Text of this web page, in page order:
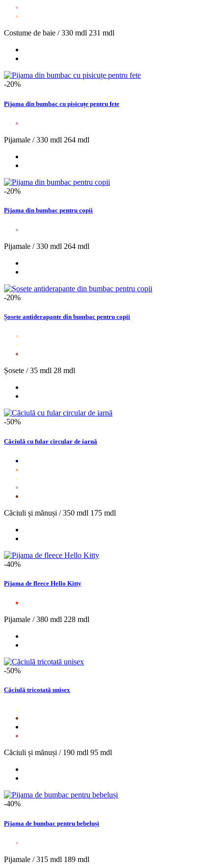
Costume de baie /330 mdl 231 mdl
-20%
Pijama din bumbac cu pisicuțe pentru fete
Pijamale /330 mdl 264 mdl
-20%
Pijama din bumbac pentru copii
Pijamale /330 mdl 264 mdl
-20%
Șosete antiderapante din bumbac pentru copii
Șosete /35 mdl 28 mdl
-50%
Căciulă cu fular circular de iarnă
Căciuli și mănuși /350 mdl 175 mdl
-40%
Pijama de fleece Hello Kitty
Pijamale /380 mdl 228 mdl
-50%
Căciulă tricotată unisex
Căciuli și mănuși / 190 mdl 95 mdl
-40%
Pijama de bumbac pentru bebeluși
Pijamale /315 mdl 189 mdl